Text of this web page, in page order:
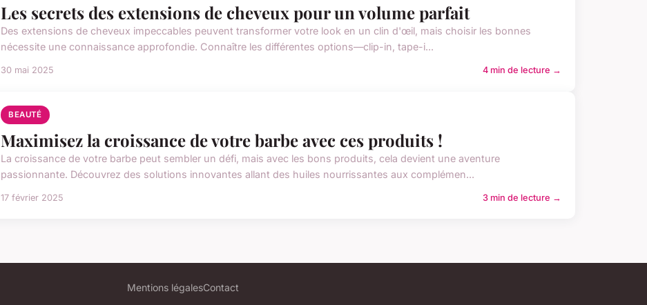
Les secrets des extensions de cheveux pour un volume parfait
Des extensions de cheveux impeccables peuvent transformer votre look en un clin d'œil, mais choisir les bonnes
nécessite une connaissance approfondie. Connaître les différentes options—clip-in, tape-i...
30 mai 2025 4 min de lecture →
BEAUTÉ
Maximisez la croissance de votre barbe avec ces produits !
La croissance de votre barbe peut sembler un défi, mais avec les bons produits, cela devient une aventure
passionnante. Découvrez des solutions innovantes allant des huiles nourrissantes aux complémen...
17 février 2025 3 min de lecture →
Mentions légalesContact